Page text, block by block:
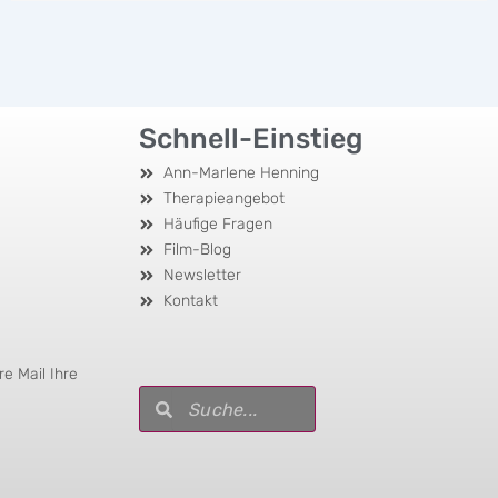
Mail Ihre
Schnell-Einstieg
Ann-Marlene Henning
Therapieangebot
Häufige Fragen
Film-Blog
Newsletter
Kontakt
Suche